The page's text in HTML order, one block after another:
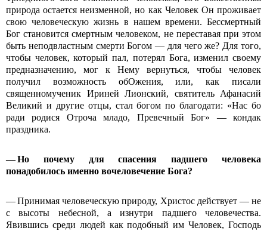
природа остается неизменной, но как Человек Он проживает
свою человеческую жизнь в нашем времени. Бессмертный
Бог становится смертным человеком, не переставая при этом
быть неподвластным смерти Богом — для чего же? Для того,
чтобы человек, который пал, потерял Бога, изменил своему
предназначению, мог к Нему вернуться, чтобы человек
получил возможность обОжения, или, как писали
священномученик Ириней Лионский, святитель Афанасий
Великий и другие отцы, стал богом по благодати: «Нас бо
ради родися Отроча младо, Превечный Бог» — кондак
праздника.
— Но почему для спасения падшего человека
понадобилось именно вочеловечение Бога?
— Принимая человеческую природу, Христос действует — не
с высоты небесной, а изнутри падшего человечества.
Явившись среди людей как подобный им Человек, Господь